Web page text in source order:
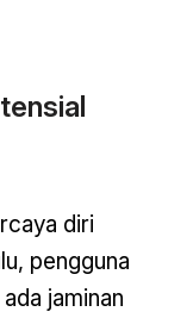
diri
pengguna
jaminan